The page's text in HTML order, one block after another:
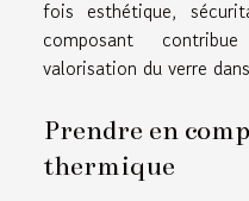
fois esthétique,
composant
valorisation du verre
Prendre en
thermique